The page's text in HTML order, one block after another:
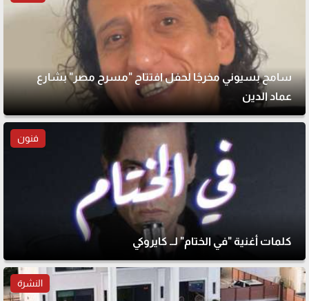
سامح بسيوني مخرجًا لحفل افتتاح "مسرح مصر" بشارع
عماد الدين
فنون
كلمات أغنية "في الختام" لــ كايروكي
النشرة